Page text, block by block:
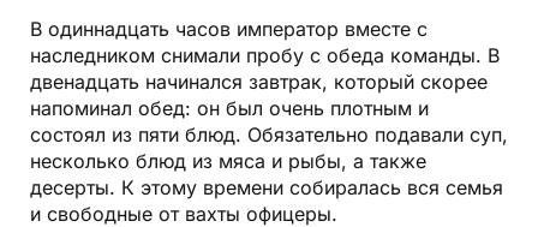
В одиннадцать часов император вместе с
наследником снимали пробу с обеда команды. В
двенадцать начинался завтрак, который скорее
напоминал обед: он был очень плотным и
состоял из пяти блюд. Обязательно подавали суп,
несколько блюд из мяса и рыбы, а также
десерты. К этому времени собиралась вся семья
и свободные от вахты офицеры.